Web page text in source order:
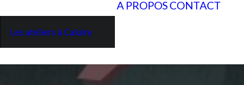
Les ateliers à Caluire
A PROPOSCONTACT